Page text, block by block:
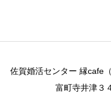
佐賀婚活センター 縁
富町寺井津